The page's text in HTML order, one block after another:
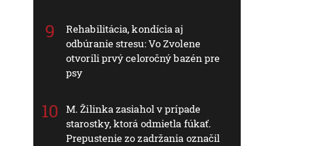
Rehabilitácia, kondícia aj
odbúranie stresu: Vo Zvolene
otvorili prvý celoročný bazén pre
psy
M. Žilinka zasiahol v prípade
starostky, ktorá odmietla fúkať.
Prepustenie zo zadržania označil